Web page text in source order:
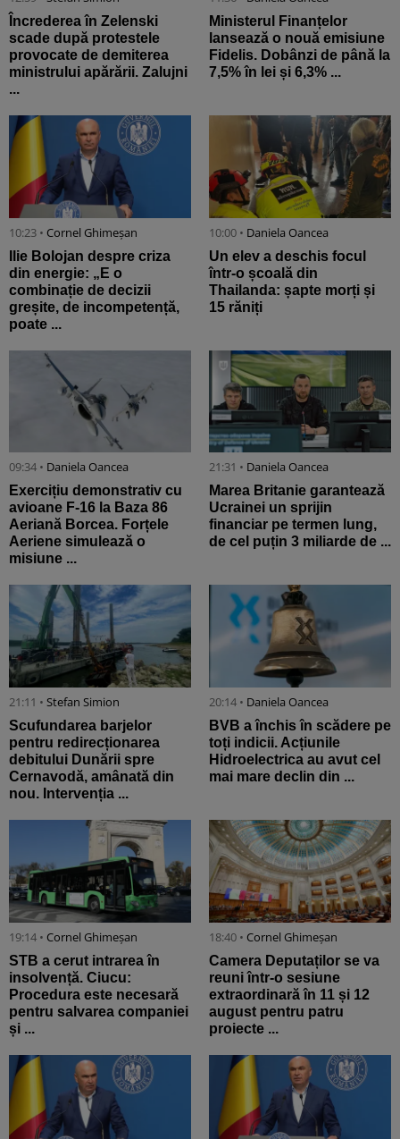
Încrederea în Zelenski
scade după protestele
provocate de demiterea
ministrului apărării. Zalujni
...
Ministerul Finanțelor
lansează o nouă emisiune
Fidelis. Dobânzi de până la
7,5% în lei și 6,3% ...
10:23 • Cornel Ghimeșan
Ilie Bolojan despre criza
din energie: „E o
combinație de decizii
greșite, de incompetență,
poate ...
10:00 • Daniela Oancea
Un elev a deschis focul
într-o școală din
Thailanda: șapte morți și
15 răniți
09:34 • Daniela Oancea
Exercițiu demonstrativ cu
avioane F-16 la Baza 86
Aeriană Borcea. Forțele
Aeriene simulează o
misiune ...
21:31 • Daniela Oancea
Marea Britanie garantează
Ucrainei un sprijin
financiar pe termen lung,
de cel puțin 3 miliarde de ...
21:11 • Stefan Simion
Scufundarea barjelor
pentru redirecționarea
debitului Dunării spre
Cernavodă, amânată din
nou. Intervenția ...
20:14 • Daniela Oancea
BVB a închis în scădere pe
toți indicii. Acțiunile
Hidroelectrica au avut cel
mai mare declin din ...
19:14 • Cornel Ghimeșan
STB a cerut intrarea în
insolvență. Ciucu:
Procedura este necesară
pentru salvarea companiei
și ...
18:40 • Cornel Ghimeșan
Camera Deputaților se va
reuni într-o sesiune
extraordinară în 11 și 12
august pentru patru
proiecte ...